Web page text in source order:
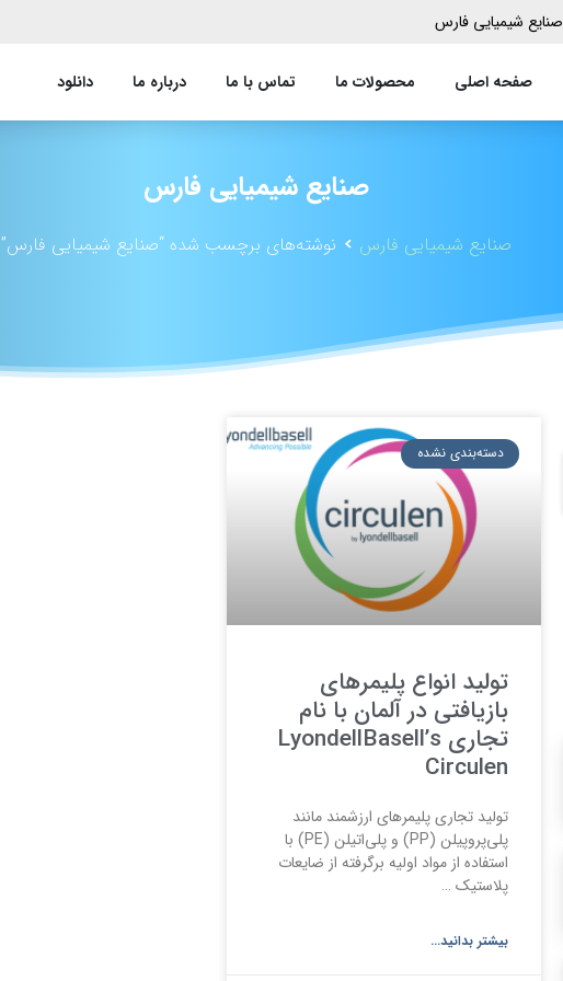
صنایع شیمیایی فارس
صفحه اصلی محصولات ما تماس با ما درباره ما دانلود
صنایع شیمیایی فارس
صنایع شیمیایی فارس نوشته‌های برچسب شده “صنایع شیمیایی فارس”
دسته‌بندی نشده
تولید انواع پلیمرهای
بازیافتی در آلمان با نام
تجاری LyondellBasell’s
Circulen
تولید تجاری پلیمرهای ارزشمند مانند
پلی‌پروپیلن (PP) و پلی‌اتیلن (PE) با
استفاده از مواد اولیه برگرفته از ضایعات
پلاستیک …
بیشتر بدانید...